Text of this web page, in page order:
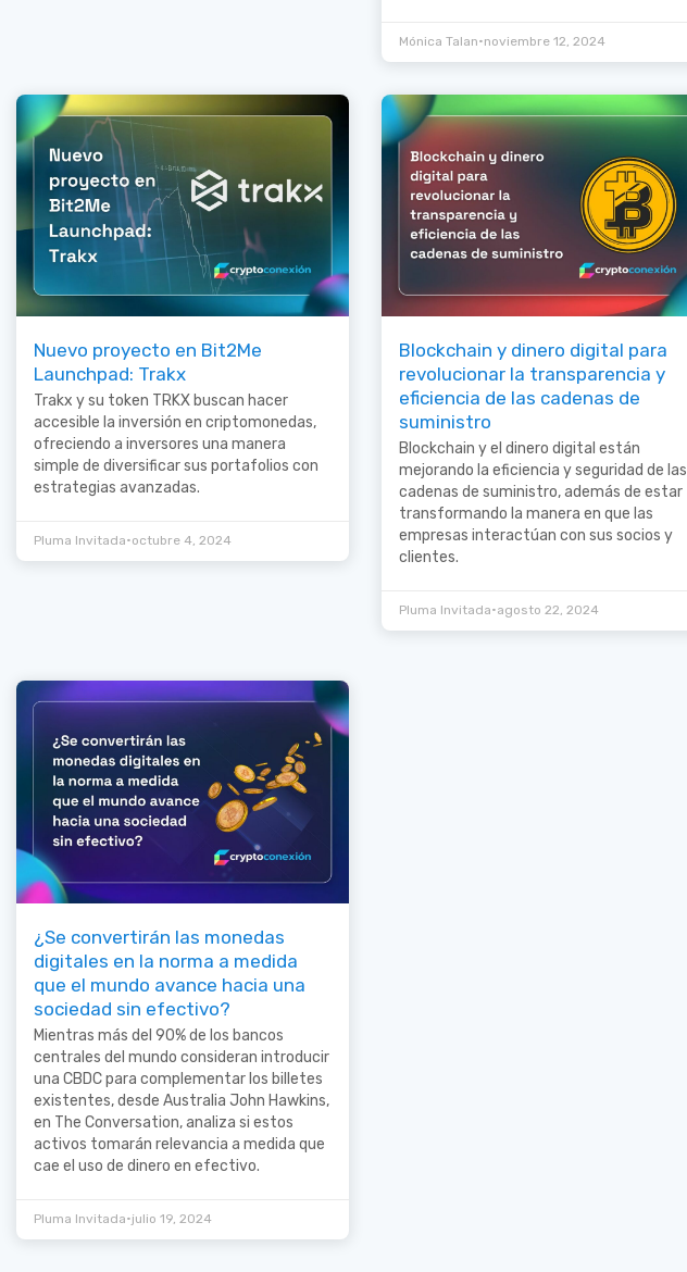
Mónica Talan•noviembre 12, 2024
Nuevo proyecto en Bit2Me
Launchpad: Trakx
Trakx y su token TRKX buscan hacer
accesible la inversión en criptomonedas,
ofreciendo a inversores una manera
simple de diversificar sus portafolios con
estrategias avanzadas.
Pluma Invitada•octubre 4, 2024
Blockchain y dinero digital para
revolucionar la transparencia y
eficiencia de las cadenas de
suministro
Blockchain y el dinero digital están
mejorando la eficiencia y seguridad de las
cadenas de suministro, además de estar
transformando la manera en que las
empresas interactúan con sus socios y
clientes.
Pluma Invitada•agosto 22, 2024
¿Se convertirán las monedas
digitales en la norma a medida
que el mundo avance hacia una
sociedad sin efectivo?
Mientras más del 90% de los bancos
centrales del mundo consideran introducir
una CBDC para complementar los billetes
existentes, desde Australia John Hawkins,
en The Conversation, analiza si estos
activos tomarán relevancia a medida que
cae el uso de dinero en efectivo.
Pluma Invitada•julio 19, 2024